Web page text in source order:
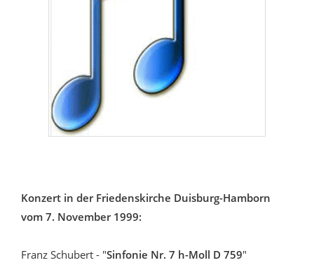
Konzert in der Friedenskirche Duisburg-Hamborn
vom 7. November 1999:
Franz Schubert - "Sinfonie Nr. 7 h-Moll D 759"